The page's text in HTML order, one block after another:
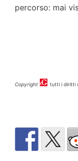
percorso: mai
Copyright tutti i diritti